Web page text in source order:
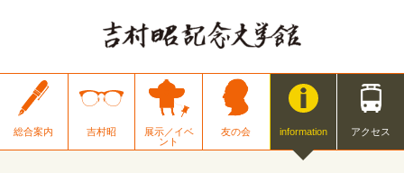
総合案内 吉村昭
展示／イベ
ント
友の会 information アクセス